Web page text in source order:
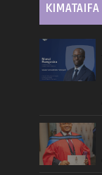
KIMATAIFA